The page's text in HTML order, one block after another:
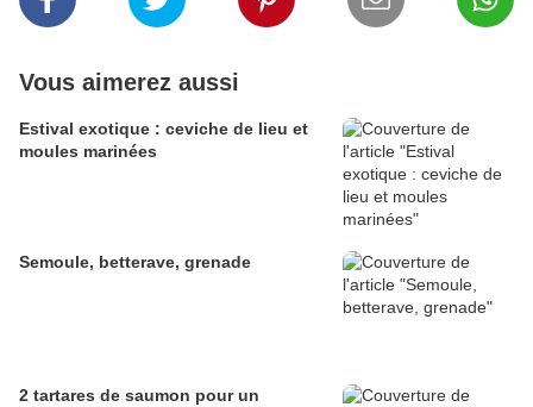
Vous aimerez aussi
Estival exotique : ceviche de lieu et
moules marinées
Semoule, betterave, grenade
2 tartares de saumon pour un